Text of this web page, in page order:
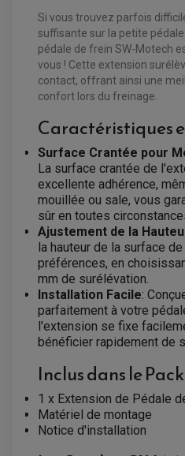
EQUIPEMENT
ACCESSOIRES ELECTRIQUE
BOITIER CDI QUAD ET SSV
CHARGEUR DE BATTERIE
COMPTEUR QUAD / SSV
CONTACTEUR A CLÉ QUAD
DÉMARREUR
ECLAIRAGE LED / HALOGÈNE
STATOR ET REDRESSEUR /
EQUIPEMENT
DISQUE DE FREIN QUAD / SSV
KIT DURITE DE FREIN QUAD
KIT REPARATION MAÎTRE
PNEUMATIQUE
CHAMBRE À AIR
Si vous trouvez parfois
suffisante sur la petite
pédale de frein SW-Motech
vous ! Cette extension
contact, offrant ainsi une
confort lors du freinage.
Caractéristiques
Surface Crantée pour
La surface crantée de
excellente adhérence,
mouillée ou sale, vous
sûr en toutes
Ajustement de la
la hauteur de la surface
préférences, en
mm de surélévation.
Installation Facile:
parfaitement à votre
l'extension se fixe
bénéficier rapidement de
Inclus dans le Pack
1 x Extension de Pédale
Matériel de montage
Notice d'installation